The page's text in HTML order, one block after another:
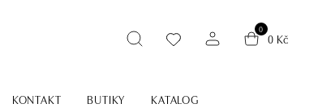
0
0 Kč
KONTAKT BUTIKY KATALOG